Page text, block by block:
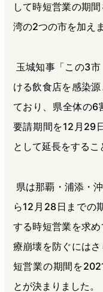
して時短営業の期
湾の2つの市を加え
玉城知事「この3
ける飲食店を感染
ており、県全体の6
要請期間を12月29
として延長をするこ
県は那覇・浦添・
ら12月28日までの
する時短営業を求
療崩壊を防ぐには
短営業の期間を
とが決まりました。